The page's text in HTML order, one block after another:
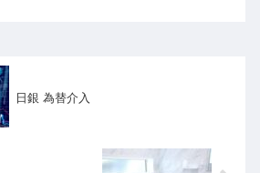
日銀 為替介入